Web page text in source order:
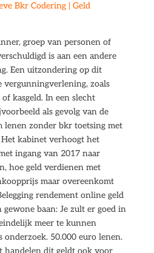
Bkr Codering | Geld
groep van personen of
is aan een andere
Een uitzondering op dit
vergunningverlening, zoals
kasgeld. In een slecht
als gevolg van de
lenen zonder bkr toetsing met
kabinet verhoogt het
ingang van 2017 naar
hoe geld verdienen met
maar overeenkomt
rendement online geld
baan: Je zult er goed in
meer te kunnen
50.000 euro lenen.
handelen dit geldt ook voor